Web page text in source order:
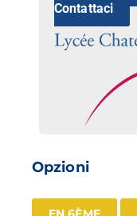
Contattaci
Opzioni